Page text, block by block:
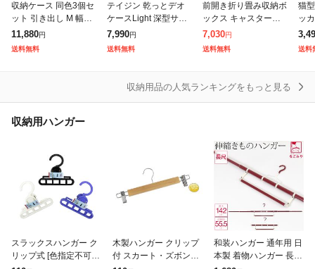
収納ケース 同色3個セ
ット 引き出し M 幅32
×奥行52×高さ21.5cm
クローゼットシステム
11,880円
送料無料
テイジン 乾っとデオ
ケースLight 深型サイ
ズ2個セット|2枚組 布
団収納袋 自立 押入れ
7,990円
送料無料
前開き折り畳み収納ボ
ックス キャスター付
大容量 おもちゃ衣類
整理ケース 前開き扉
7,030円
送料無料
猫
ッ
ス
ル
送料
収納用品の人気ランキングをもっと見る
収納用ハンガー
スラックスハンガー ク
リップ式 [色指定不可]
木製ハンガー クリップ
付 スカート・ズボン用
和装ハンガー 通年用 日
本製 着物ハンガー 長尺